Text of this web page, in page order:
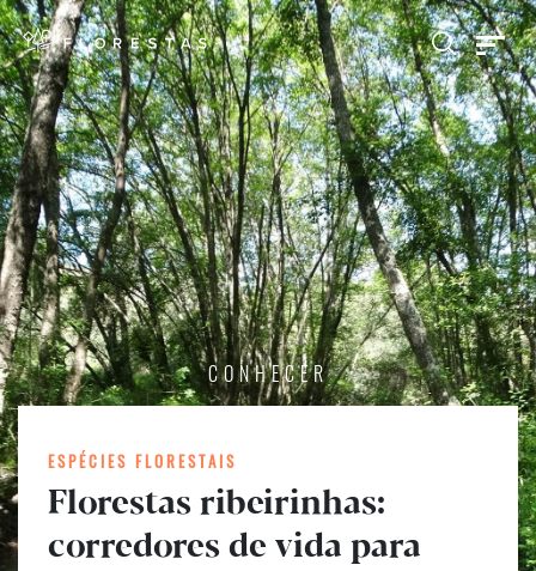
CONHECER
ESPÉCIES FLORESTAIS
Florestas ribeirinhas:
corredores de vida para